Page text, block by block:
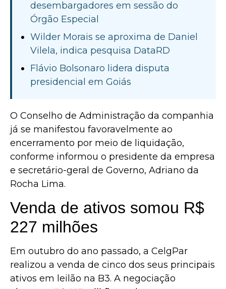
desembargadores em sessão do
Órgão Especial
Wilder Morais se aproxima de Daniel
Vilela, indica pesquisa DataRD
Flávio Bolsonaro lidera disputa
presidencial em Goiás
O Conselho de Administração da companhia
já se manifestou favoravelmente ao
encerramento por meio de liquidação,
conforme informou o presidente da empresa
e secretário-geral de Governo, Adriano da
Rocha Lima.
Venda de ativos somou R$
227 milhões
Em outubro do ano passado, a CelgPar
realizou a venda de cinco dos seus principais
ativos em leilão na B3. A negociação